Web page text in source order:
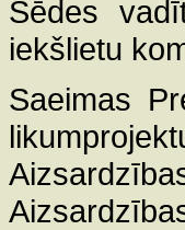
Sēdes
iekšlietu
Saeimas